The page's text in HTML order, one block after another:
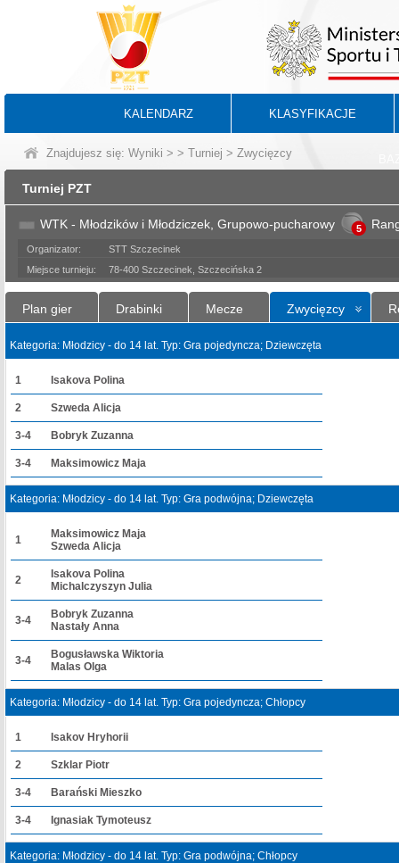
KALENDARZ KLASYFIKACJE
Znajdujesz się: Wyniki > > Turniej > Zwycięzcy
Turniej PZT
WTK - Młodzików i Młodziczek, Grupowo-pucharowy 5
Organizator:
STT Szczecinek
Miejsce turnieju:
78-400 Szczecinek, Szczecińska 2
Plan gier Drabinki Mecze Zwycięzcy
Kategoria: Młodzicy - do 14 lat. Typ: Gra pojedyncza; Dziewczęta
1 Isakova Polina
2 Szweda Alicja
3-4 Bobryk Zuzanna
3-4 Maksimowicz Maja
Kategoria: Młodzicy - do 14 lat. Typ: Gra podwójna; Dziewczęta
1
Maksimowicz Maja
Szweda Alicja
2
Isakova Polina
Michalczyszyn Julia
3-4
Bobryk Zuzanna
Nastały Anna
3-4
Bogusławska Wiktoria
Malas Olga
Kategoria: Młodzicy - do 14 lat. Typ: Gra pojedyncza; Chłopcy
1 Isakov Hryhorii
2 Szklar Piotr
3-4 Barański Mieszko
3-4 Ignasiak Tymoteusz
Kategoria: Młodzicy - do 14 lat. Typ: Gra podwójna; Chłopcy